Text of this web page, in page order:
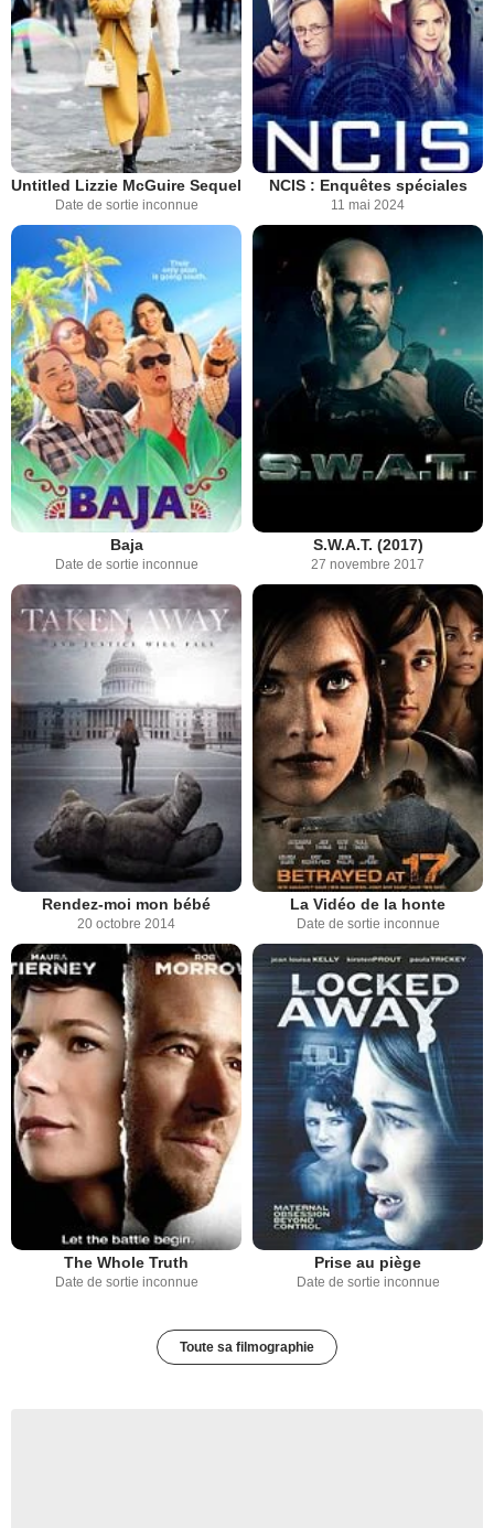
Untitled Lizzie McGuire Sequel
Date de sortie inconnue
NCIS : Enquêtes spéciales
11 mai 2024
Baja
Date de sortie inconnue
S.W.A.T. (2017)
27 novembre 2017
Rendez-moi mon bébé
20 octobre 2014
La Vidéo de la honte
Date de sortie inconnue
The Whole Truth
Date de sortie inconnue
Prise au piège
Date de sortie inconnue
Toute sa filmographie